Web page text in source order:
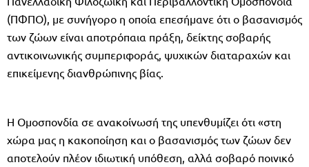
(ΠΦΠΟ), με συνήγορο η οποία επεσήμανε ότι ο βασανισμός
των ζώων είναι αποτρόπαια πράξη, δείκτης σοβαρής
αντικοινωνικής συμπεριφοράς, ψυχικών διαταραχών και
επικείμενης διανθρώπινης βίας.
Η Ομοσπονδία σε ανακοίνωσή της υπενθυμίζει ότι «στη
χώρα μας η κακοποίηση και ο βασανισμός των ζώων δεν
αποτελούν πλέον ιδιωτική υπόθεση, αλλά σοβαρό ποινικό